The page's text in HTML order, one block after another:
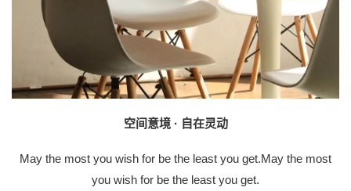
空间意境 · 自在灵动
May the most you wish for be the least you get.May the most
you wish for be the least you get.